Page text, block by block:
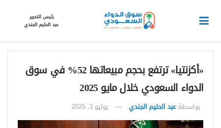
رئيس التحرير
عبد الحليم الجندي
«أكزنتيا» ترتفع بحجم مبيعاتها 52% في سوق
الدواء السعودي خلال مايو 2025
بواسطة عبد الحليم الجندي يوليو 3, 2025